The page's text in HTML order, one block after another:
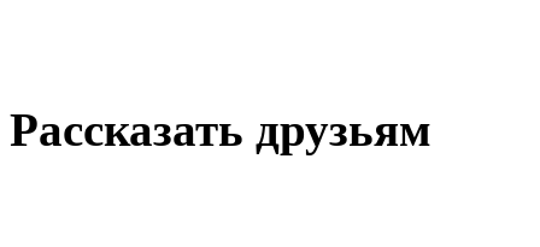
Рассказать друзьям